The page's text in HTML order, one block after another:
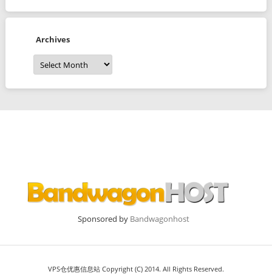
Archives
Archives
Sponsored by Bandwagonhost
VPS仓优惠信息站 Copyright (C) 2014. All Rights Reserved.